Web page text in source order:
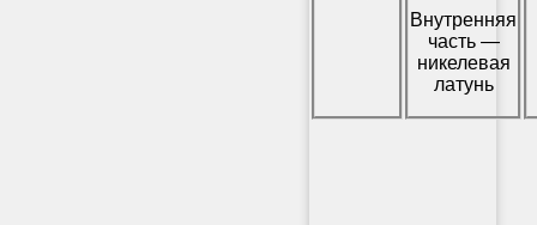
Внутренняя
часть —
никелевая
латунь